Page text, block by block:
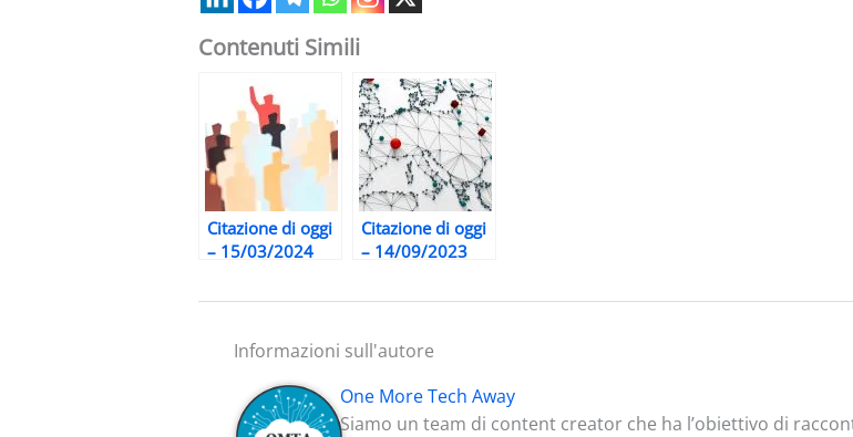
Contenuti Simili
Citazione di oggi
– 15/03/2024
Citazione di oggi
– 14/09/2023
Informazioni sull'autore
One More Tech Away
Siamo un team di content creator che ha l’obiettivo di